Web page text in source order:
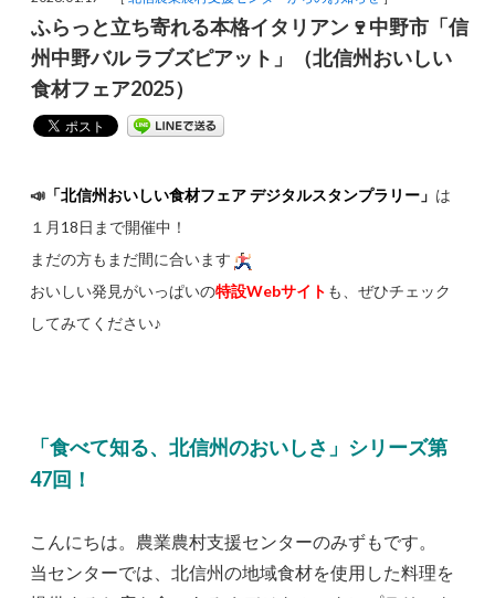
ふらっと立ち寄れる本格イタリアン🍷中野市「信
州中野バル ラブズピアット」（北信州おいしい
食材フェア2025）
📣 「北信州おいしい食材フェア デジタルスタンプラリー」 は
１月18日まで開催中！
まだの方もまだ間に合います
おいしい発見がいっぱいの特設Webサイト も、ぜひチェック
してみてください♪
「食べて知る、北信州のおいしさ」シリーズ第
47回！
こんにちは。農業農村支援センターのみずもです。
当センターでは、北信州の地域食材を使用した料理を